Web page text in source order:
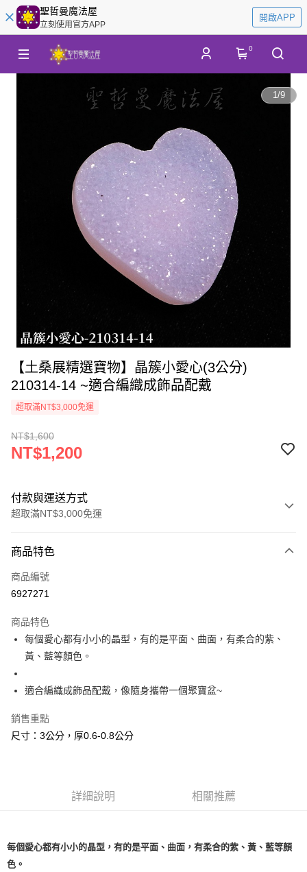
聖哲曼魔法屋
立刻使用官方APP
開啟APP
0
1/9
【土桑展精選寶物】晶簇小愛心(3公分)
210314-14 ~適合編織成飾品配戴
超取滿NT$3,000免運
NT$1,600
NT$1,200
付款與運送方式
超取滿NT$3,000免運
信用卡一次付款
超商取貨付款
Apple Pay
街口支付
悠遊付
ATM付款
商品特色
商品編號
6927271
商品特色
每個愛心都有小小的晶型，有的是平面、曲面，有柔合的紫、
黃、藍等顏色。
適合編織成飾品配戴，像隨身攜帶一個聚寶盆~
銷售重點
尺寸：3公分，厚0.6-0.8公分
詳細說明 相關推薦
每個愛心都有小小的晶型，有的是平面、曲面，有柔合的紫、黃、藍等顏
色。